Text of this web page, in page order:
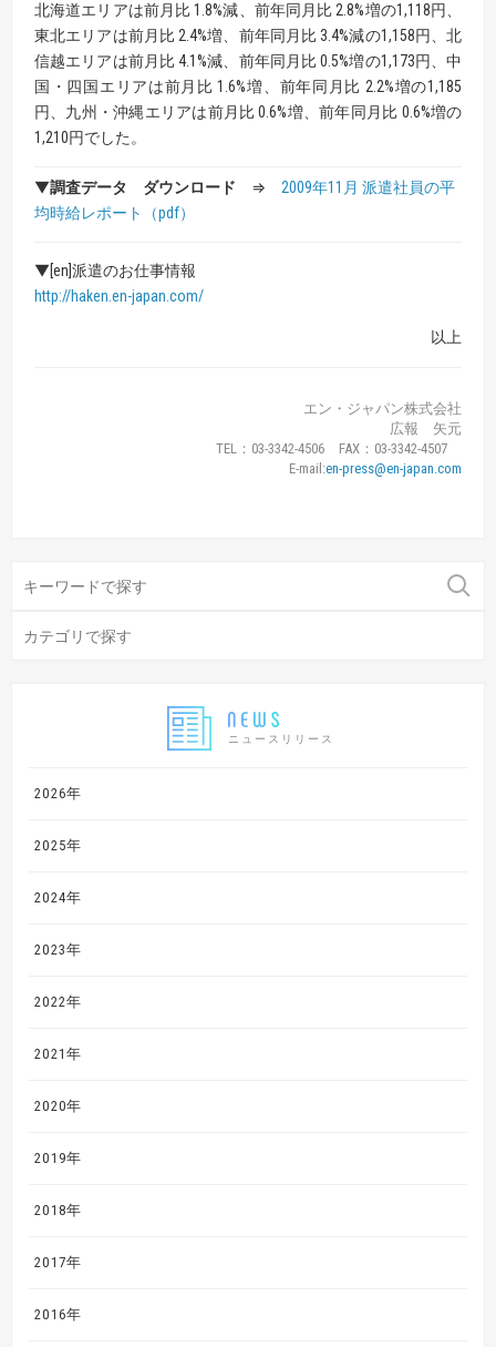
ニュースリリース
2026年
2025年
2024年
2023年
2022年
2021年
2020年
2019年
2018年
2017年
2016年
北海道エリアは前月比 1.8%減、前年同月比 2.8%増の1,118円、
東北エリアは前月比 2.4%増、前年同月比 3.4%減の1,158円、北
信越エリアは前月比 4.1%減、前年同月比 0.5%増の1,173円、中
国・四国エリアは前月比 1.6%増、前年同月比 2.2%増の1,185
円、九州・沖縄エリアは前月比 0.6%増、前年同月比 0.6%増の
1,210円でした。
▼調査データ ダウンロード ⇒ 2009年11月 派遣社員の平
均時給レポート（pdf）
▼[en]派遣のお仕事情報
http://haken.en-japan.com/
以上
エン・ジャパン株式会社
広報 矢元
TEL：03-3342-4506 FAX：03-3342-4507
E-mail:en-press@en-japan.com